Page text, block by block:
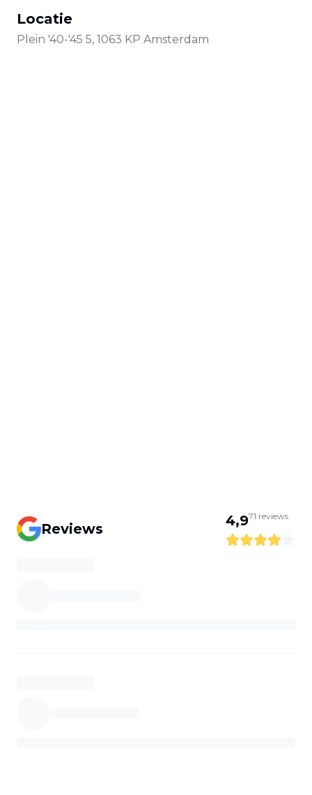
Locatie
Plein '40-'45 5, 1063 KP Amsterdam
Reviews 4,971 reviews